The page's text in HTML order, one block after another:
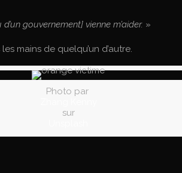
gouvernement] vienne m’aider. »
mains de quelqu’un d’autre.
Photo par
sur